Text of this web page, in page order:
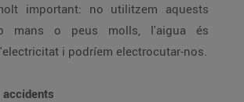
important: no utilitzem aquests
mans o peus molls, l'aigua és
d'electricitat i podríem electrocutar-nos.